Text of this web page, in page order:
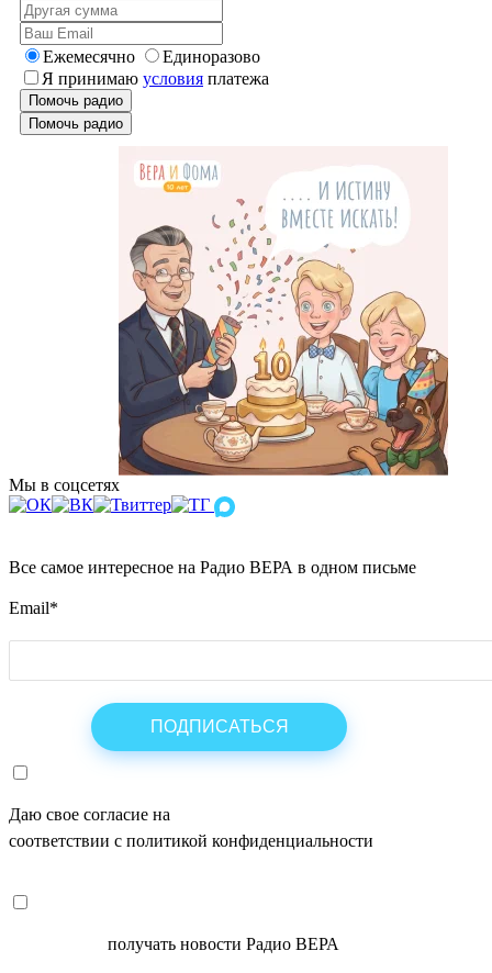
Ежемесячно
Единоразово
Я принимаю условия платежа
Помочь радио
Помочь радио
Мы в соцсетях
Все самое интересное на Радио ВЕРА в одном письме
Email*
Даю свое согласие на
соответствии с политикой конфиденциальности
получать новости Радио ВЕРА